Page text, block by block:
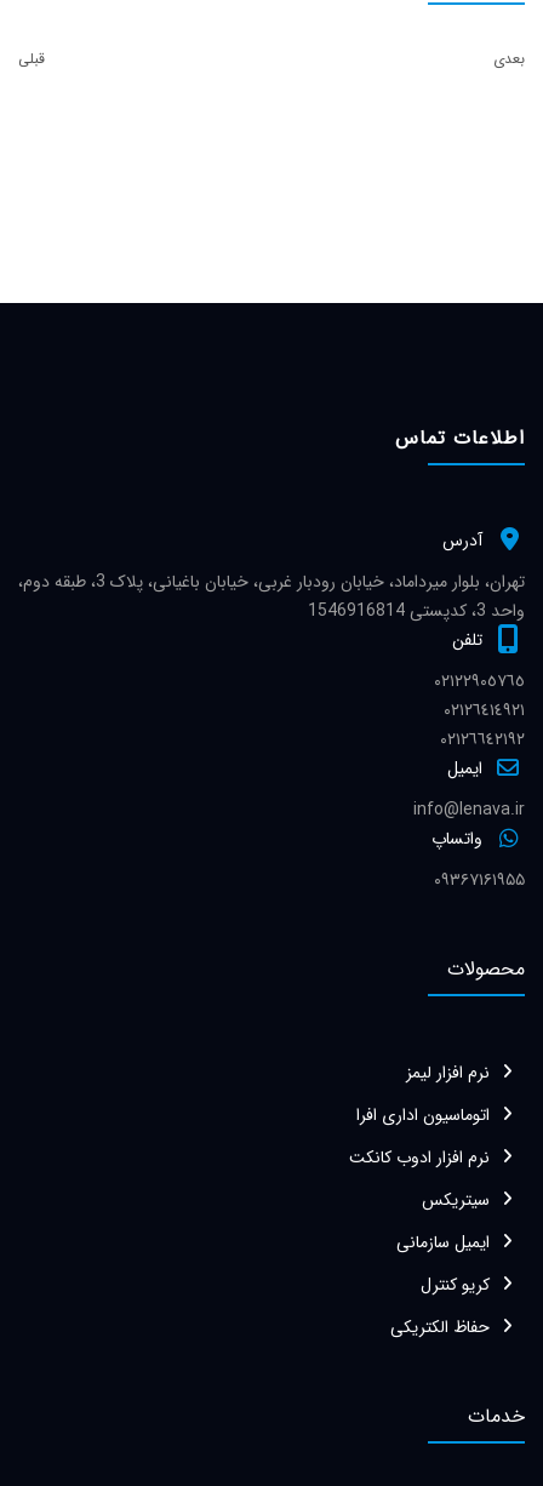
قبلی بعدی
اطلاعات تماس
آدرس
تهران، بلوار میرداماد، خیابان رودبار غربی، خیابان باغیانی، پلاک 3، طبقه دوم،
واحد 3، کدپستی 1546916814
تلفن
٠٢١٢٢٩٠٥٧٦٥
٠٢١٢٦٤١٤٩٢١
٠٢١٢٦٦٤٢١٩٢
ایمیل
info@lenava.ir
واتساپ
۰۹۳۶۷۱۶۱۹۵۵
محصولات
نرم افزار لیمز
اتوماسیون اداری افرا
نرم افزار ادوب کانکت
سیتریکس
ایمیل سازمانی
کریو کنترل
حفاظ الکتریکی
خدمات